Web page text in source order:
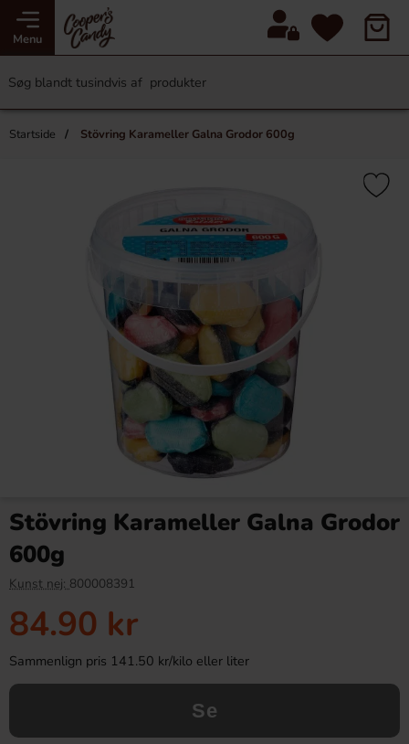
Menu
Startside Stövring Karameller Galna Grodor 600g
Stövring Karameller Galna Grodor
600g
Kunst nej: 800008391
84.90 kr
Sammenlign pris 141.50 kr/kilo eller liter
Se